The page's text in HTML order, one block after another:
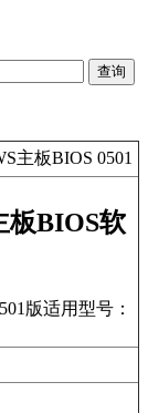
主板BIOS 0501
板BIOS软
版适用型号：